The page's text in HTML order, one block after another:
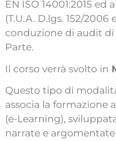
EN ISO 14001:2015
(T.U.A. D.lgs. 152/2006
conduzione di audit di
Parte.
Il corso verrà svolto in
Questo tipo di
associa la formazione
(e-Learning),
narrate e argomentate